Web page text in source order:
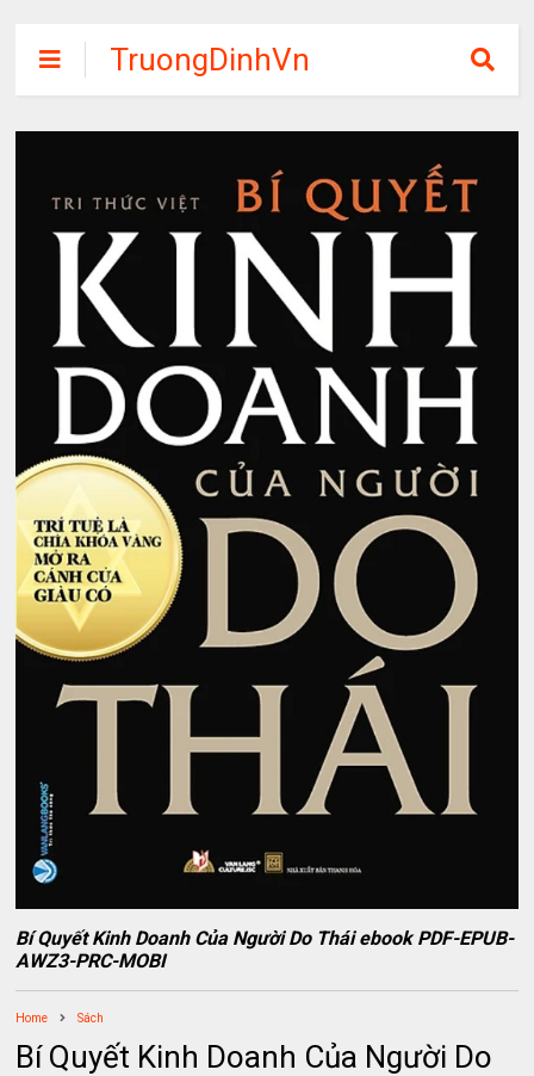
TruongDinhVn
Chia sẽ ebook,
các khóa học,
phần mềm học
tập miễn phí
Bí Quyết Kinh Doanh Của Người Do Thái ebook PDF-EPUB-
AWZ3-PRC-MOBI
Home Sách
Bí Quyết Kinh Doanh Của Người Do